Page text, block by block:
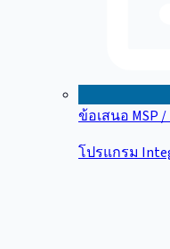
ข้อเสนอ MSP /
โปรแกรม